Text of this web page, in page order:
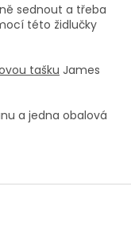
sednout a třeba
této židlučky
tašku James
a jedna obalová